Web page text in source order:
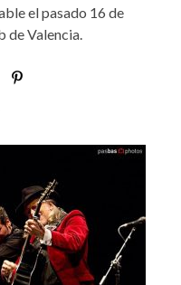
el pasado 16 de
de Valencia.